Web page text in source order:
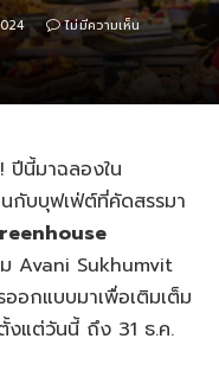
ไม่มีความเห็น
ปีนี้มาฉลองใน
กับบุฟเฟ่ต์ที่คัดสรรมา
ม Avani Sukhumvit
อกแบบมาเพื่อเติมเต็ม
งแต่วันนี้ ถึง 31 ธ.ค.